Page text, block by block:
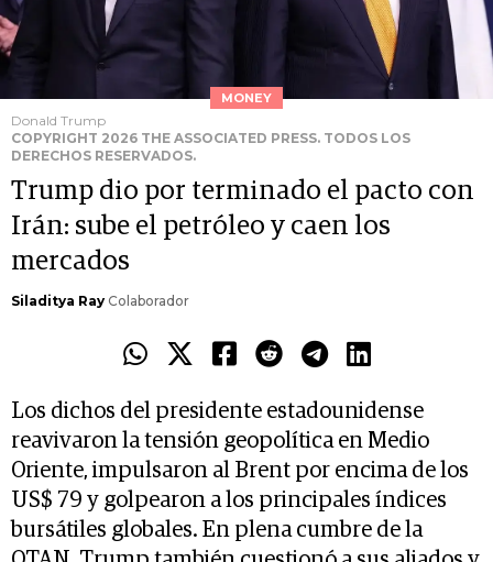
MONEY
Donald Trump
COPYRIGHT 2026 THE ASSOCIATED PRESS. TODOS LOS
DERECHOS RESERVADOS.
Trump dio por terminado el pacto con
Irán: sube el petróleo y caen los
mercados
Siladitya Ray Colaborador
Los dichos del presidente estadounidense
reavivaron la tensión geopolítica en Medio
Oriente, impulsaron al Brent por encima de los
US$ 79 y golpearon a los principales índices
bursátiles globales. En plena cumbre de la